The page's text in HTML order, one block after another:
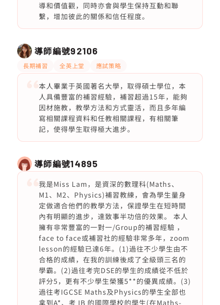
導和價值觀，同時亦會與學生保持互動和聯
繫，增加彼此的關係和信任程度。
導師編號92106
長期補習 全英上堂 應試策略
本人畢業于英國著名大學，取得碩士學位，本
人具備豐富的補習經驗，補習超過15年，能夠
因材施教，教學方法和方式靈活，而且多年編
寫相關課程資料和任教相關課程，有相關筆
記，使得學生取得極大進步。
導師編號14895
我是Miss Lam，是資深的數理科(Maths、
M1、M2、Physics)補習教練，會為學生量身
定做適合他們的教學方法，保證學生在短時間
內有明顯的進步，達致事半功倍的效果。 本人
擁有非常豐富的一對一/Group的補習經驗 ，
face to face或補習社的經驗非常多年，zoom
lesson的經驗已達6年。(1)過往不少學生由不
合格的成績，在我的訓練後成了全級頭三名的
學霸。(2)過往考完DSE的學生的成績從不低於
評分5，更有不少學生榮獲5**的優異成績。(3)
過往考IGCSE Maths及Physics的學生全部也
拿到A*、考 IB 的國際學校的學生(在Maths-